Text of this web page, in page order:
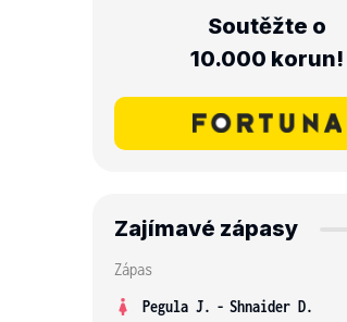
Soutěžte o
10.000 korun!
Zajímavé zápasy
Zápas
Pegula J. - Shnaider D.